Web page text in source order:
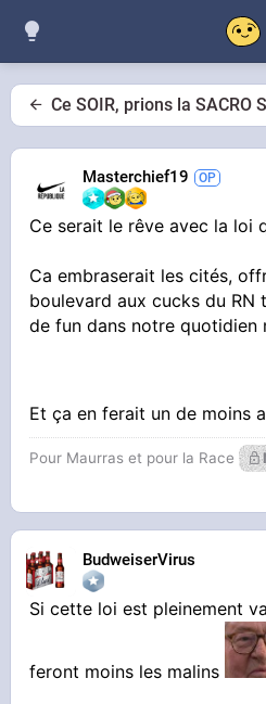
Ce SOIR, prions la SACRO
Masterchief19
Ce serait le rêve avec la loi
Ca embraserait les cités,
boulevard aux cucks du RN
de fun dans notre quotidien
Et ça en ferait un de moins
Pour Maurras et pour la Race
BudweiserVirus
Si cette loi est pleinement
feront moins les malins